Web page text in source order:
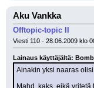
Aku Vankka
Offtopic-topic II
Viesti 110 - 28.06.2009 klo
Lainaus käyttäjältä:
Ainakin yksi naaras
Mahd. kaks, eikä